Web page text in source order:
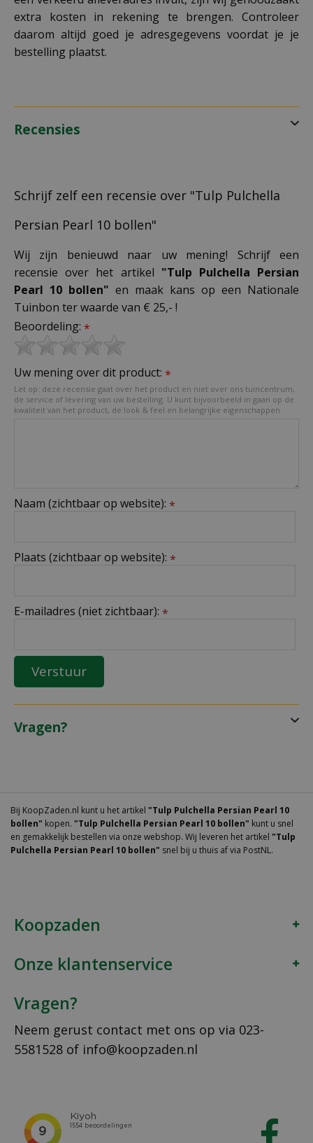
extra kosten in rekening te brengen. Controleer
daarom altijd goed je adresgegevens voordat je je
bestelling plaatst.
Recensies
Schrijf zelf een recensie over "Tulp Pulchella
Persian Pearl 10 bollen"
Wij zijn benieuwd naar uw mening! Schrijf een
recensie over het artikel "Tulp Pulchella Persian
Pearl 10 bollen" en maak kans op een Nationale
Tuinbon ter waarde van € 25,- !
Beoordeling: *
Uw mening over dit product: *
Let op: deze recensie gaat over het product en niet over ons tuincentrum,
de service of levering van uw bestelling. U kunt bijvoorbeeld in gaan op de
kwaliteit van het product, de look & feel en belangrijke eigenschappen.
Naam (zichtbaar op website): *
Plaats (zichtbaar op website): *
E-mailadres (niet zichtbaar): *
Vragen?
Bij KoopZaden.nl kunt u het artikel "Tulp Pulchella Persian Pearl 10
bollen" kopen. "Tulp Pulchella Persian Pearl 10 bollen" kunt u snel
en gemakkelijk bestellen via onze webshop. Wij leveren het artikel "Tulp
Pulchella Persian Pearl 10 bollen" snel bij u thuis af via PostNL.
Koopzaden
Onze klantenservice
Vragen?
Neem gerust contact met ons op via 023-
5581528 of info@koopzaden.nl